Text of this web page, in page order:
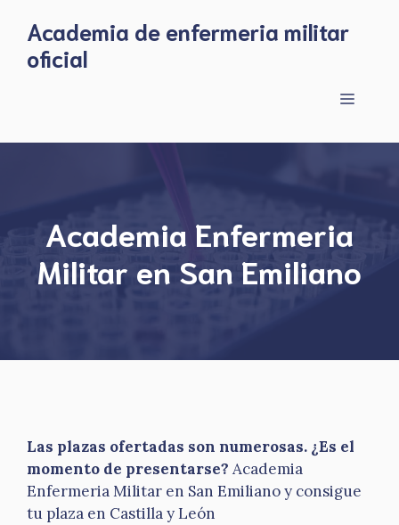
content
Academia de enfermeria militar
oficial
Menu
Academia Enfermeria
Militar en San Emiliano
Las plazas ofertadas son numerosas. ¿Es el
momento de presentarse? Academia
Enfermeria Militar en San Emiliano y consigue
tu plaza en Castilla y León